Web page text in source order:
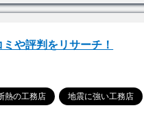
や評判をリサーチ！
熱の工務店 地震に強い工務店